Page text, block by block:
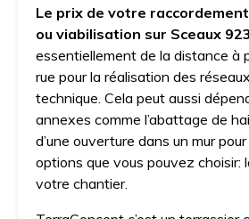
Le prix de votre
ou viabilisation sur Sceaux
essentiellement de la distance à
rue pour la réalisation des
technique. Cela peut aussi
annexes comme l’abattage de
d’une ouverture dans un mur pour
options que vous pouvez choisir:
votre chantier.